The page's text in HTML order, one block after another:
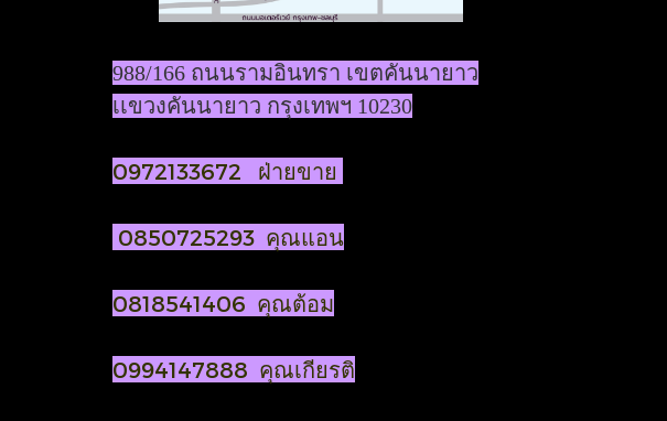
988/166 ถนนรามอินทรา เขตคันนายาว
เเขวงคันนายาว กรุงเทพฯ 10230
0972133672 ฝ่ายขาย
0850725293 คุณแอน
0818541406 คุณต้อม
0994147888 คุณเกียรติ